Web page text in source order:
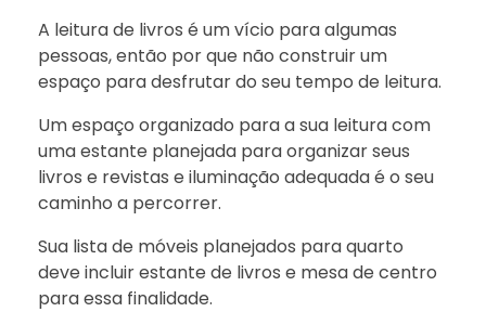
A leitura de livros é um vício para algumas
pessoas, então por que não construir um
espaço para desfrutar do seu tempo de leitura.
Um espaço organizado para a sua leitura com
uma estante planejada para organizar seus
livros e revistas e iluminação adequada é o seu
caminho a percorrer.
Sua lista de móveis planejados para quarto
deve incluir estante de livros e mesa de centro
para essa finalidade.